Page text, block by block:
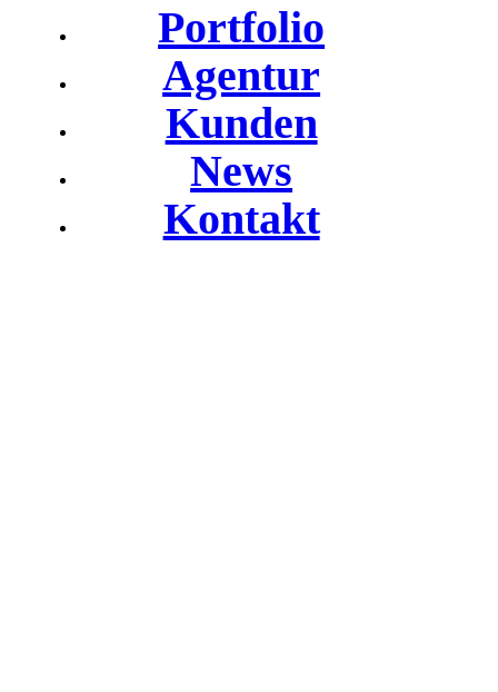
Portfolio
Agentur
Kunden
News
Kontakt